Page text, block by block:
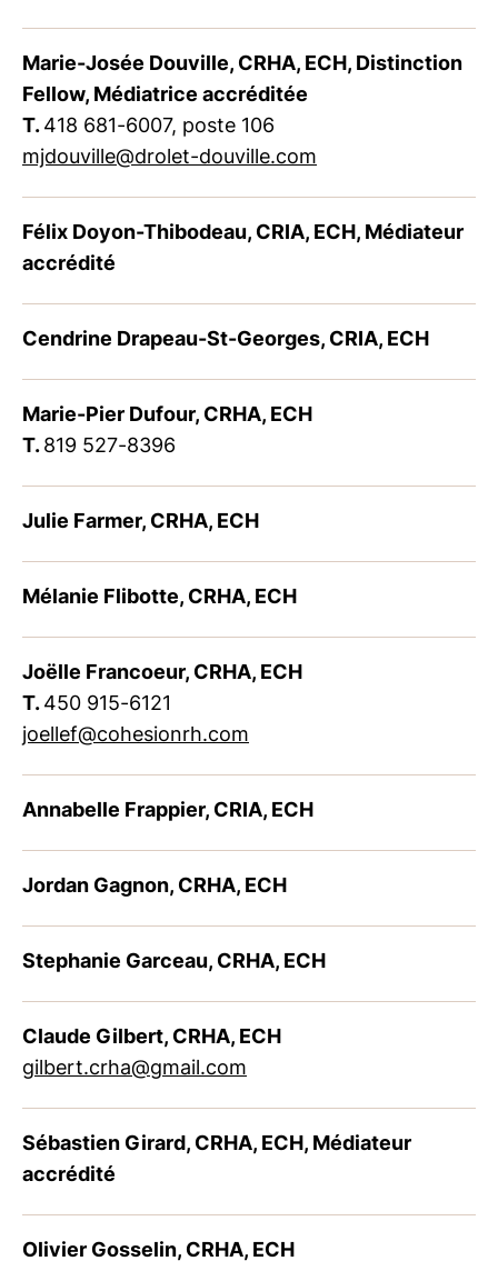
Marie-Josée Douville, CRHA, ECH, Distinction
Fellow, Médiatrice accréditée
T.418 681-6007, poste 106
mjdouville@drolet-douville.com
Félix Doyon-Thibodeau, CRIA, ECH, Médiateur
accrédité
Cendrine Drapeau-St-Georges, CRIA, ECH
Marie-Pier Dufour, CRHA, ECH
T.819 527-8396
Julie Farmer, CRHA, ECH
Mélanie Flibotte, CRHA, ECH
Joëlle Francoeur, CRHA, ECH
T.450 915-6121
joellef@cohesionrh.com
Annabelle Frappier, CRIA, ECH
Jordan Gagnon, CRHA, ECH
Stephanie Garceau, CRHA, ECH
Claude Gilbert, CRHA, ECH
gilbert.crha@gmail.com
Sébastien Girard, CRHA, ECH, Médiateur
accrédité
Olivier Gosselin, CRHA, ECH